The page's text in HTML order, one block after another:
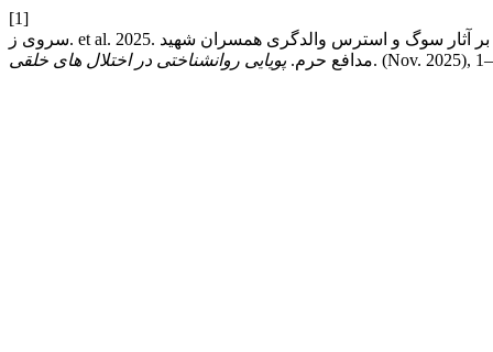
[1]
سروی ز. et al. 2025. مقایسه اثربخشی درمان متمرکز بر هیجان و شناخت‌درمانی مبتنی بر ذهن‌آگاهی بر آثار سوگ و استرس والدگری همسران شهید
مدافع حرم.پویایی روانشناختی در اختلال های خلقی . (Nov. 2025),